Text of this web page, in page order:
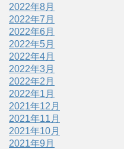
2022年8月
2022年7月
2022年6月
2022年5月
2022年4月
2022年3月
2022年2月
2022年1月
2021年12月
2021年11月
2021年10月
2021年9月